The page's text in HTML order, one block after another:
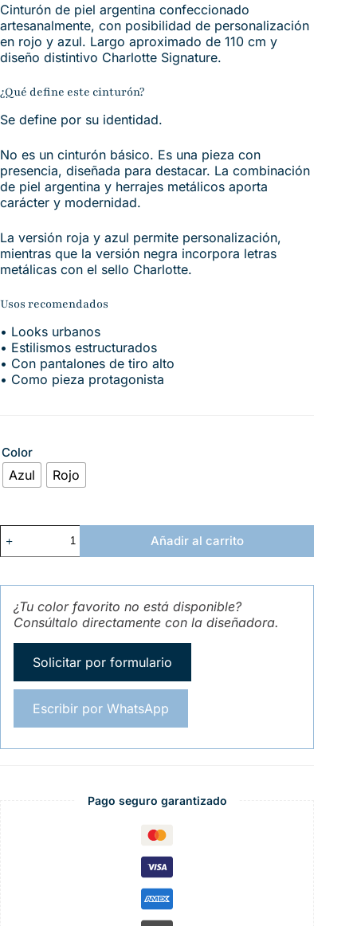
Cinturón de piel argentina confeccionado
artesanalmente, con posibilidad de personalización
en rojo y azul. Largo aproximado de 110 cm y
diseño distintivo Charlotte Signature.
¿Qué define este cinturón?
Se define por su identidad.
No es un cinturón básico. Es una pieza con
presencia, diseñada para destacar. La combinación
de piel argentina y herrajes metálicos aporta
carácter y modernidad.
La versión roja y azul permite personalización,
mientras que la versión negra incorpora letras
metálicas con el sello Charlotte.
Usos recomendados
• Looks urbanos
• Estilismos estructurados
• Con pantalones de tiro alto
• Como pieza protagonista
Color
Azul Rojo
Añadir al carrito
¿Tu color favorito no está disponible?
Consúltalo directamente con la diseñadora.
Solicitar por formulario
Escribir por WhatsApp
Pago seguro garantizado